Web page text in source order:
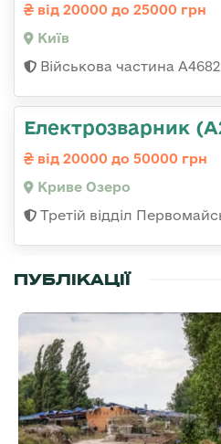
від 20000 до 25000 грн
Київ
Військова частина А4682
Електрозварник
від 20000 до 50000 грн
Криве Озеро
Третій відділ
ПУБЛІКАЦІЇ